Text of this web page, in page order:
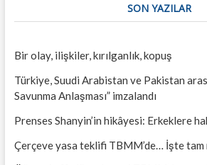
SON YAZILAR
Bir olay, ilişkiler, kırılganlık, kopuş
Türkiye, Suudi Arabistan ve Pakistan
Savunma Anlaşması” imzalandı
Prenses Shanyin’in hikâyesi: Erkeklere
Çerçeve yasa teklifi TBMM’de… İşte tam